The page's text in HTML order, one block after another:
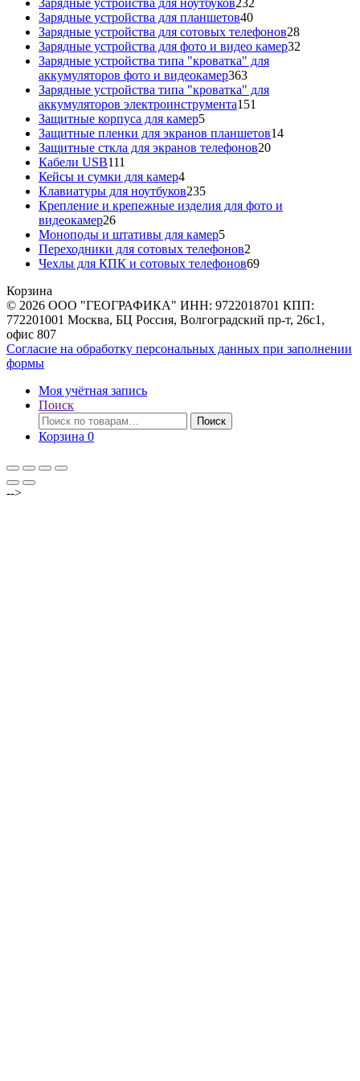
Зарядные устройства для ноутбуков232
Зарядные устройства для планшетов4040
товаров
Зарядные устройства для сотовых телефонов2828
товаров
Зарядные устройства для фото и видео камер32
Зарядные устройства типа "кроватка" для
аккумуляторов фото и видеокамер363363
товара
Зарядные устройства типа "кроватка" для
аккумуляторов электроинструмента151
Защитные корпуса для камер55
товаров
Защитные пленки для экранов планшетов1414
Защитные сткла для экранов телефонов2020
Кабели USB111
товаров
Кейсы и сумки для камер44
товара
Клавиатуры для ноутбуков235235
товаров
Крепление и крепежные изделия для фото и
видеокамер2626
товаров
Моноподы и штативы для камер55
товаров
Переходники для сотовых телефонов2
товара
Чехлы для КПК и сотовых телефонов6969
Корзина
© 2026 ООО "ГЕОГРАФИКА" ИНН: 9722018701 КПП:
772201001 Москва, БЦ Россия, Волгоградский пр-т, 26с1,
офис 807
Согласие на обработку персональных данных при заполнении
формы
Моя учётная запись
Поиск
Искать:
Поиск
Корзина 0
-->